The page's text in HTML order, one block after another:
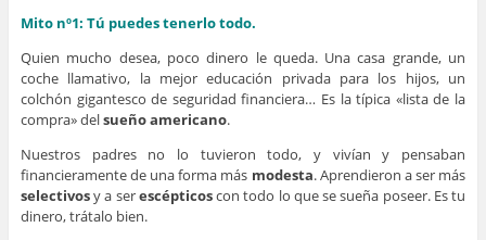
Mito nº1: Tú puedes tenerlo todo.
Quien mucho desea, poco dinero le queda. Una casa grande, un
coche llamativo, la mejor educación privada para los hijos, un
colchón gigantesco de seguridad financiera… Es la típica «lista de la
compra» delsueño americano.
Nuestros padres no lo tuvieron todo, y vivían y pensaban
financieramente de una forma más modesta. Aprendieron a ser más
selectivosy a serescépticoscon todo lo que se sueña poseer. Es tu
dinero, trátalo bien.